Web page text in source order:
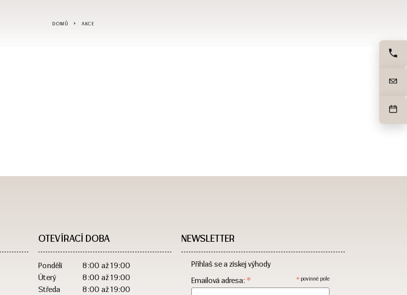
DOMŮ AKCE
OTEVÍRACÍ DOBA​
Pondělí
Úterý
Středa
8:00 až 19:00
8:00 až 19:00
8:00 až 19:00
NEWSLETTER
Přihlaš se a získej výhody
* povinné pole
Emailová adresa: *